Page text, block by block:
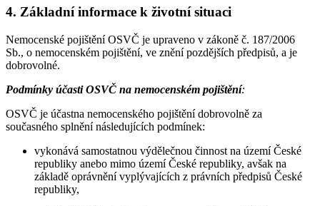
4. Základní informace k životní situaci
Nemocenské pojištění OSVČ je upraveno v zákoně č. 187/2006
Sb., o nemocenském pojištění, ve znění pozdějších předpisů, a je
dobrovolné.
Podmínky účasti OSVČ na nemocenském pojištění:
OSVČ je účastna nemocenského pojištění dobrovolně za
současného splnění následujících podmínek:
vykonává samostatnou výdělečnou činnost na území České
republiky anebo mimo území České republiky, avšak na
základě oprávnění vyplývajících z právních předpisů České
republiky,